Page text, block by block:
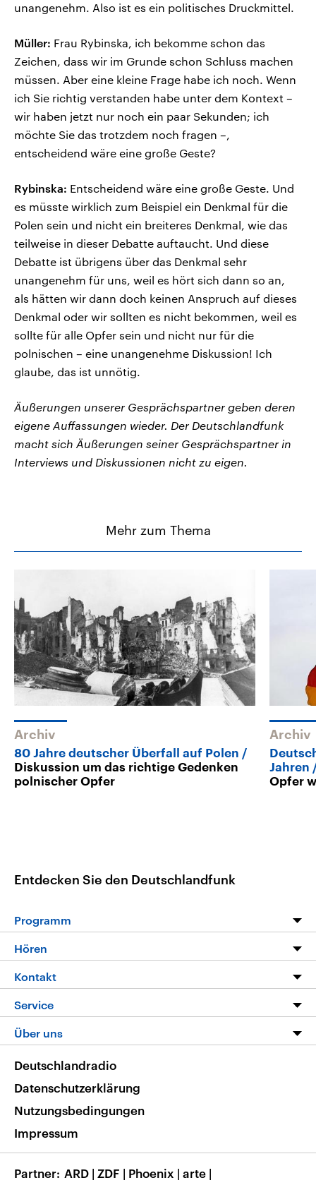
unangenehm. Also ist es ein politisches Druckmittel.
Müller: Frau Rybinska, ich bekomme schon das
Zeichen, dass wir im Grunde schon Schluss machen
müssen. Aber eine kleine Frage habe ich noch. Wenn
ich Sie richtig verstanden habe unter dem Kontext –
wir haben jetzt nur noch ein paar Sekunden; ich
möchte Sie das trotzdem noch fragen –,
entscheidend wäre eine große Geste?
Rybinska: Entscheidend wäre eine große Geste. Und
es müsste wirklich zum Beispiel ein Denkmal für die
Polen sein und nicht ein breiteres Denkmal, wie das
teilweise in dieser Debatte auftaucht. Und diese
Debatte ist übrigens über das Denkmal sehr
unangenehm für uns, weil es hört sich dann so an,
als hätten wir dann doch keinen Anspruch auf dieses
Denkmal oder wir sollten es nicht bekommen, weil es
sollte für alle Opfer sein und nicht nur für die
polnischen – eine unangenehme Diskussion! Ich
glaube, das ist unnötig.
Äußerungen unserer Gesprächspartner geben deren
eigene Auffassungen wieder. Der Deutschlandfunk
macht sich Äußerungen seiner Gesprächspartner in
Interviews und Diskussionen nicht zu eigen.
Mehr zum Thema
Archiv
80 Jahre deutscher Überfall auf Polen
Diskussion um das richtige Gedenken
polnischer Opfer
Archiv
Jahren
Opfer
Entdecken Sie den Deutschlandfunk
Programm
Programm
Die Nachrichten
Nachrichtenleicht
Neue Beiträge auf dlf.de
Hören
Livestream
Podcasts
Deutschlandfunk App
Nachrichten App
Frequenzen
Kontakt
Hörerservice
Service
FAQ
Veranstaltungen
Musikliste
RSS
Über uns
Barrierefreiheit
Deutschlandradio
Datenschutzerklärung
Nutzungsbedingungen
Impressum
Partner ARD | ZDF | Phoenix | arte |